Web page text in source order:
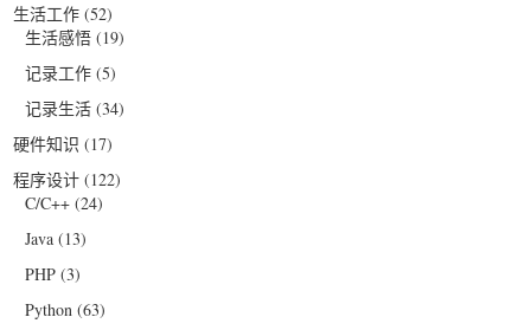
生活工作 (52)
生活感悟 (19)
记录工作 (5)
记录生活 (34)
硬件知识 (17)
程序设计 (122)
C/C++ (24)
Java (13)
PHP (3)
Python (63)